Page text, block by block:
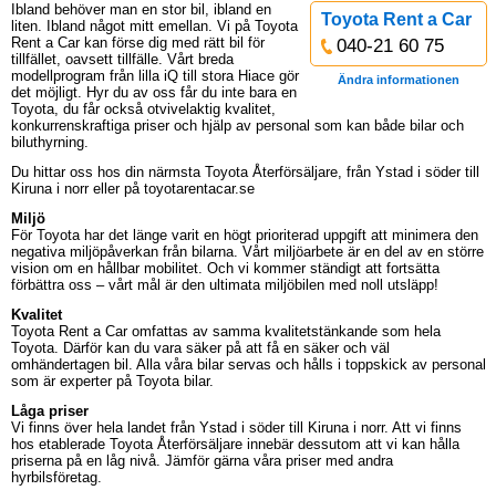
Toyota Rent a Car
040-21 60 75
Ändra informationen
Ibland behöver man en stor bil, ibland en
liten. Ibland något mitt emellan. Vi på Toyota
Rent a Car kan förse dig med rätt bil för
tillfället, oavsett tillfälle. Vårt breda
modellprogram från lilla iQ till stora Hiace gör
det möjligt. Hyr du av oss får du inte bara en
Toyota, du får också otvivelaktig kvalitet,
konkurrenskraftiga priser och hjälp av personal som kan både bilar och
biluthyrning.
Du hittar oss hos din närmsta Toyota Återförsäljare, från Ystad i söder till
Kiruna i norr eller på toyotarentacar.se
Miljö
För Toyota har det länge varit en högt prioriterad uppgift att minimera den
negativa miljöpåverkan från bilarna. Vårt miljöarbete är en del av en större
vision om en hållbar mobilitet. Och vi kommer ständigt att fortsätta
förbättra oss – vårt mål är den ultimata miljöbilen med noll utsläpp!
Kvalitet
Toyota Rent a Car omfattas av samma kvalitetstänkande som hela
Toyota. Därför kan du vara säker på att få en säker och väl
omhändertagen bil. Alla våra bilar servas och hålls i toppskick av personal
som är experter på Toyota bilar.
Låga priser
Vi finns över hela landet från Ystad i söder till Kiruna i norr. Att vi finns
hos etablerade Toyota Återförsäljare innebär dessutom att vi kan hålla
priserna på en låg nivå. Jämför gärna våra priser med andra
hyrbilsföretag.